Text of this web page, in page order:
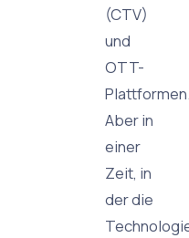
(CTV)
und
OTT-
Aber in
einer
Zeit, in
der die